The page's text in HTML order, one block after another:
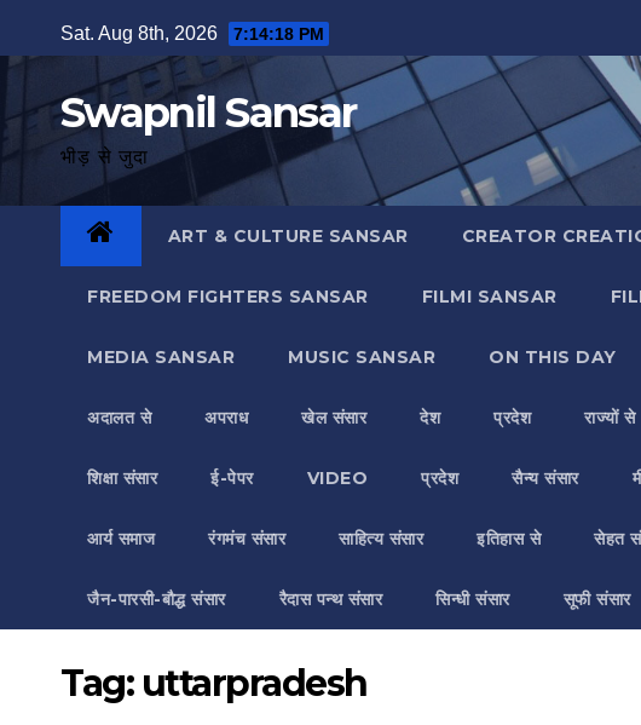
to
Sat. Aug 8th, 2026 7:14:19 PM
Swapnil Sansar
भीड़ से जुदा
ART & CULTURE SANSAR CREATOR
FREEDOM FIGHTERS SANSAR FILMI SANSAR
MEDIA SANSAR MUSIC SANSAR ON THIS DAY
अदालत से अपराध खेल संसार देश प्रदेश राज्यों से
शिक्षा संसार ई-पेपर VIDEO प्रदेश सैन्य संसार
आर्य समाज रंगमंच संसार साहित्य संसार इतिहास से सेहत
जैन-पारसी-बौद्ध संसार रैदास पन्थ संसार सिन्धी संसार सूफी संसार
Tag: uttarpradesh